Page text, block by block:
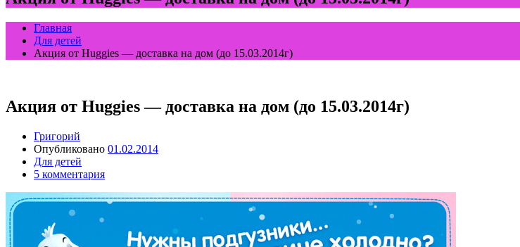
Главная
Для детей
Акция от Huggies — доставка на дом (до 15.03.2014г)
Акция от Huggies — доставка на дом (до 15.03.2014г)
Григорий
Опубликовано 01.02.2014
Для детей
5 комментария